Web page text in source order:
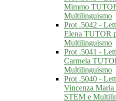
Mimmo
Multilinguismo
Prot .5042 -
Elena TUTOR
Multilinguismo
Prot .5041 -
Carmela
Multilinguismo
Prot .5040 -
Vincenza
STEM e